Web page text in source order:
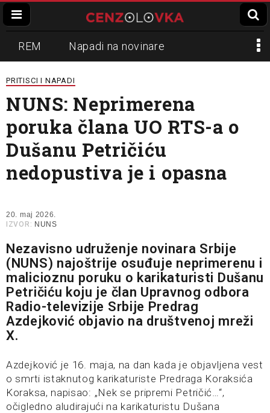
REM Napadi na novinare
Zvučni top
Propaganda Lokalni mediji
Informer Slavko Ćuruvija
PRITISCI I NAPADI
NUNS: Neprimerena
poruka člana UO RTS-a o
Dušanu Petričiću
nedopustiva je i opasna
20. maj 2026.
IZVOR: NUNS
Nezavisno udruženje novinara Srbije
(NUNS) najoštrije osuđuje neprimerenu i
malicioznu poruku o karikaturisti Dušanu
Petričiću koju je član Upravnog odbora
Radio-televizije Srbije Predrag
Azdejković objavio na društvenoj mreži
X.
Azdejković je 16. maja, na dan kada je objavljena vest
o smrti istaknutog karikaturiste Predraga Koraksića
Koraksa, napisao: „Nek se pripremi Petričić…“,
očigledno aludirajući na karikaturistu Dušana